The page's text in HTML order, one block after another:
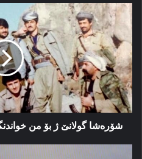
شۆرەشا
گولانێ
ژ
بۆ
من
خواندنگەھەکا
تیۆری
و
پراکتیکی
بوو
شۆرەشا گولانێ ژ بۆ من
ئەز